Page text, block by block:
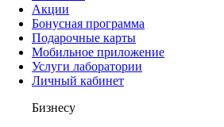
Акции
Бонусная программа
Подарочные карты
Мобильное приложение
Услуги лаборатории
Личный кабинет
Бизнесу